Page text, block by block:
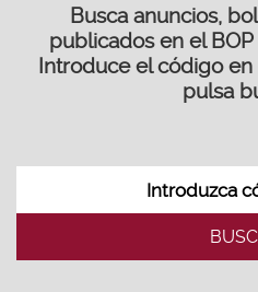
Busca anuncios,
publicados en el
Introduce el código
pulsa